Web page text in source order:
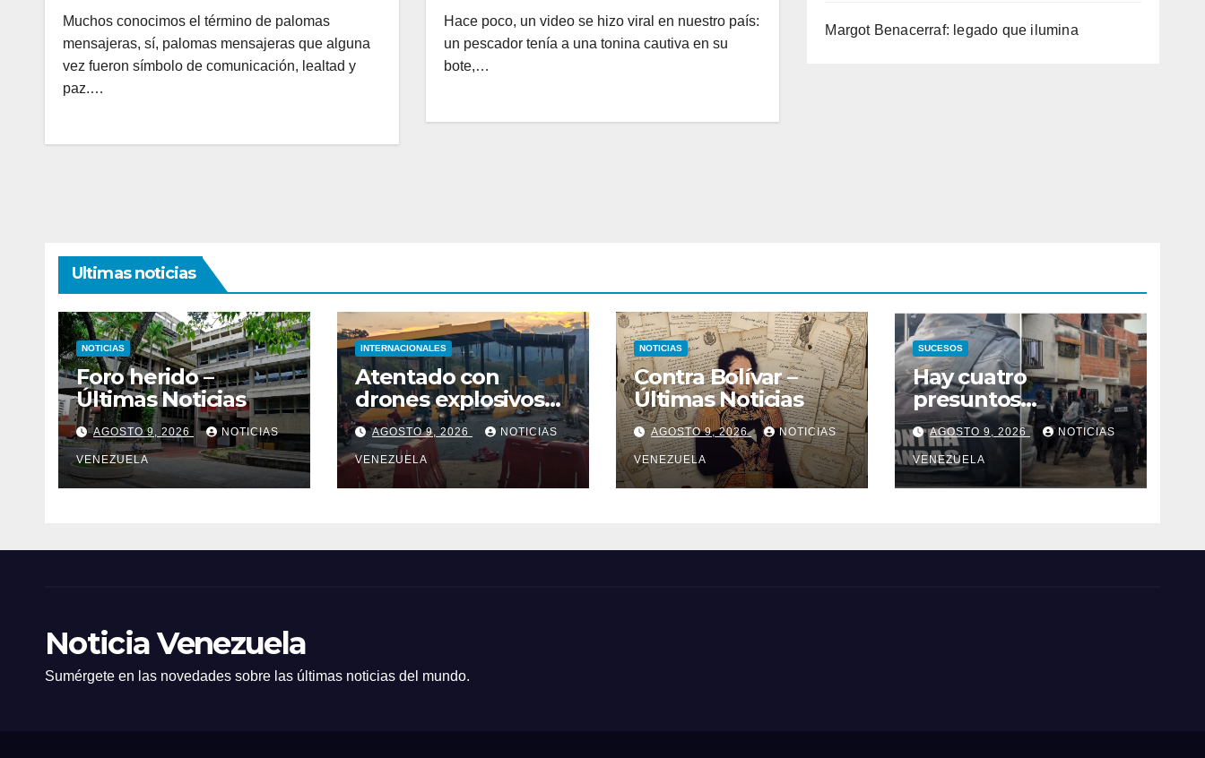
Muchos conocimos el término de palomas
mensajeras, sí, palomas mensajeras que alguna
vez fueron símbolo de comunicación, lealtad y
paz.…
Hace poco, un video se hizo viral en nuestro país:
un pescador tenía a una tonina cautiva en su
bote,…
Margot Benacerraf: legado que ilumina
Ultimas noticias
NOTICIAS
Foro herido –
Últimas Noticias
AGOSTO 9, 2026 NOTICIAS
VENEZUELA
INTERNACIONALES
Atentado con
drones explosivos
en Colombia deja
un policía muerto
AGOSTO 9, 2026 NOTICIAS
VENEZUELA
NOTICIAS
Contra Bolívar –
Últimas Noticias
AGOSTO 9, 2026 NOTICIAS
VENEZUELA
SUCESOS
Hay cuatro
presuntos
delincuentes
abatidos
AGOSTO 9, 2026 NOTICIAS
VENEZUELA
Noticia Venezuela
Sumérgete en las novedades sobre las últimas noticias del mundo.